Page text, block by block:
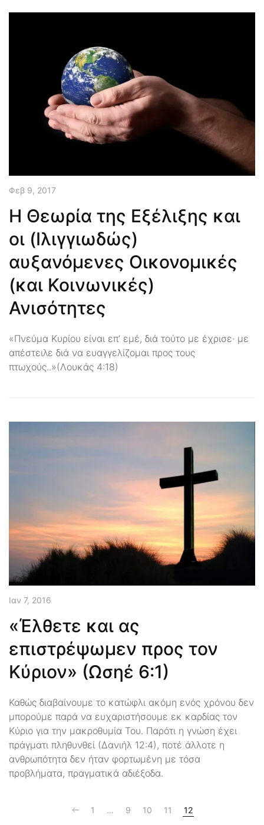
Φεβ 9, 2017
Η Θεωρία της Εξέλιξης και
οι (Ιλιγγιωδώς)
αυξανόμενες Οικονομικές
(και Κοινωνικές)
Ανισότητες
«Πνεύμα Κυρίου είναι επ’ εμέ, διά τούτο με έχρισε· με
απέστειλε διά να ευαγγελίζομαι προς τους
πτωχούς..»(Λουκάς 4:18)
Ιαν 7, 2016
«Έλθετε και ας
επιστρέψωμεν προς τον
Κύριον» (Ωσηέ 6:1)
Καθώς διαβαίνουμε το κατώφλι ακόμη ενός χρόνου δεν
μπορούμε παρά να ευχαριστήσουμε εκ καρδίας τον
Κύριο για την μακροθυμία Του. Παρότι η γνώση έχει
πράγματι πληθυνθεί (Δανιήλ 12:4), ποτέ άλλοτε η
ανθρωπότητα δεν ήταν φορτωμένη με τόσα
προβλήματα, πραγματικά αδιέξοδα.
1 … 9 10 11 12